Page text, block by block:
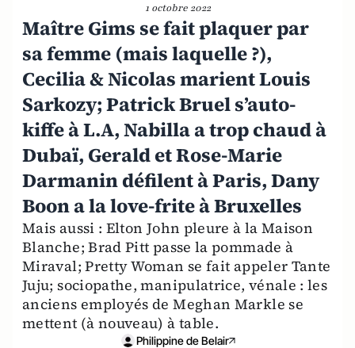
1 octobre 2022
Maître Gims se fait plaquer par
sa femme (mais laquelle ?),
Cecilia & Nicolas marient Louis
Sarkozy; Patrick Bruel s’auto-
kiffe à L.A, Nabilla a trop chaud à
Dubaï, Gerald et Rose-Marie
Darmanin défilent à Paris, Dany
Boon a la love-frite à Bruxelles
Mais aussi : Elton John pleure à la Maison
Blanche; Brad Pitt passe la pommade à
Miraval; Pretty Woman se fait appeler Tante
Juju; sociopathe, manipulatrice, vénale : les
anciens employés de Meghan Markle se
mettent (à nouveau) à table.
Philippine de Belair